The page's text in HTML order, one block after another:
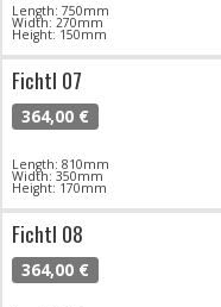
Length: 750mm
Width: 270mm
Height: 150mm
Fichtl 07
364,00 €
Length: 810mm
Width: 350mm
Height: 170mm
Fichtl 08
364,00 €